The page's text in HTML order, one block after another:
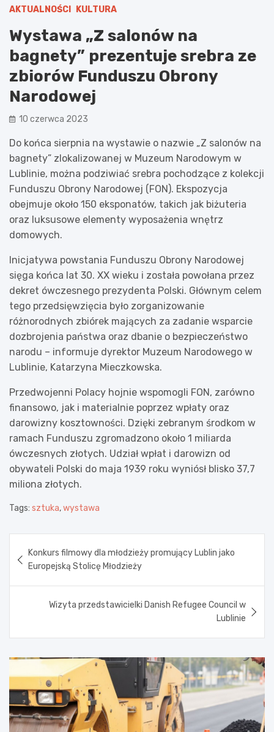
AKTUALNOŚCI KULTURA
Wystawa „Z salonów na
bagnety” prezentuje srebra ze
zbiorów Funduszu Obrony
Narodowej
10 czerwca 2023
Do końca sierpnia na wystawie o nazwie „Z salonów na
bagnety” zlokalizowanej w Muzeum Narodowym w
Lublinie, można podziwiać srebra pochodzące z kolekcji
Funduszu Obrony Narodowej (FON). Ekspozycja
obejmuje około 150 eksponatów, takich jak biżuteria
oraz luksusowe elementy wyposażenia wnętrz
domowych.
Inicjatywa powstania Funduszu Obrony Narodowej
sięga końca lat 30. XX wieku i została powołana przez
dekret ówczesnego prezydenta Polski. Głównym celem
tego przedsięwzięcia było zorganizowanie
różnorodnych zbiórek mających za zadanie wsparcie
dozbrojenia państwa oraz dbanie o bezpieczeństwo
narodu – informuje dyrektor Muzeum Narodowego w
Lublinie, Katarzyna Mieczkowska.
Przedwojenni Polacy hojnie wspomogli FON, zarówno
finansowo, jak i materialnie poprzez wpłaty oraz
darowizny kosztowności. Dzięki zebranym środkom w
ramach Funduszu zgromadzono około 1 miliarda
ówczesnych złotych. Udział wpłat i darowizn od
obywateli Polski do maja 1939 roku wyniósł blisko 37,7
miliona złotych.
Tags: sztuka,wystawa
wpisu
Konkurs filmowy dla młodzieży promujący Lublin jako
Europejską Stolicę Młodzieży
Wizyta przedstawicielki Danish Refugee Council w
Lublinie